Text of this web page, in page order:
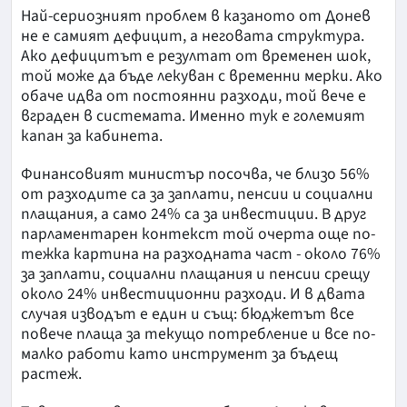
Най-сериозният проблем в казаното от Донев
не е самият дефицит, а неговата структура.
Ако дефицитът е резултат от временен шок,
той може да бъде лекуван с временни мерки. Ако
обаче идва от постоянни разходи, той вече е
вграден в системата. Именно тук е големият
капан за кабинета.
Финансовият министър посочва, че близо 56%
от разходите са за заплати, пенсии и социални
плащания, а само 24% са за инвестиции. В друг
парламентарен контекст той очерта още по-
тежка картина на разходната част - около 76%
за заплати, социални плащания и пенсии срещу
около 24% инвестиционни разходи. И в двата
случая изводът е един и същ: бюджетът все
повече плаща за текущо потребление и все по-
малко работи като инструмент за бъдещ
растеж.